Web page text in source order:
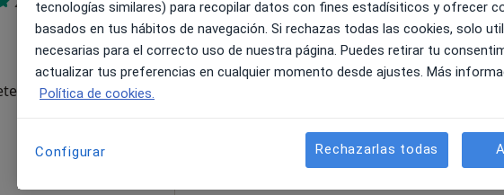
Mapa
tecnologías similares) para recopilar datos con fines estadísiticos y ofrecer
basados en tus hábitos de navegación. Si rechazas todas las cookies, solo
necesarias para el correcto uso de nuestra página. Puedes retirar tu
actualizar tus preferencias en cualquier momento desde ajustes. Más
Política de cookies.
Configurar Rechazarlas todas